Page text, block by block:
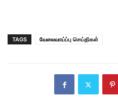
TAGS வேலைவாய்ப்பு செய்திகள்